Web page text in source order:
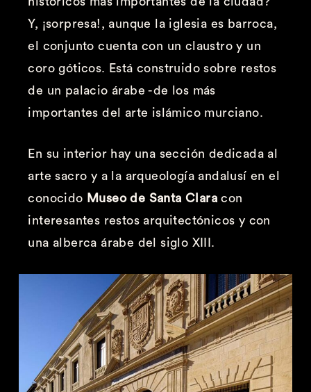
Y, ¡sorpresa!, aunque la iglesia es barroca,
el conjunto cuenta con un claustro y un
coro góticos. Está construido sobre restos
de un palacio árabe -de los más
importantes del arte islámico murciano.
En su interior hay una sección dedicada al
arte sacro y a la arqueología andalusí en el
conocido Museo de Santa Claracon
interesantes restos arquitectónicos y con
una alberca árabe del siglo XIII.